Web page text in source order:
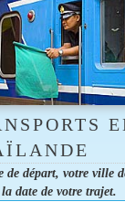
de départ, votre ville
date de votre trajet.